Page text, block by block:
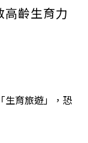
高齡生育力
生育旅遊」，恐